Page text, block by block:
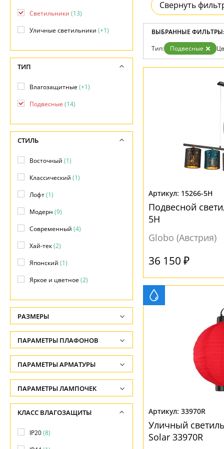
Отзывы
Дизайнерам
Контакты
Современный
Флористика
Хай тек
Свернуть
ВЫБРАННЫЕ ФИЛЬТРЫ:
Тип: Подвесные
15266-5H
Подвесной
5H
Globo (Австрия)
36 150 ₽
33970R
Уличный
Solar 33970R
Светильники (13)
Уличные светильники (+1)
ТИП
Влагозащитные(+1)
Подвесные (14)
СТИЛЬ
Восточный (1)
Классический (1)
Лофт(1)
Модерн (9)
Современный (4)
Хай-тек(2)
Японский (1)
Яркое и цветное(2)
РАЗМЕРЫ
Высота, см
-
Ширина, см
-
Диаметр, см
-
Длина, см
ПАРАМЕТРЫ ПЛАФОНОВ
ФОРМА ПЛАФОНА
Декоративный(1)
Конус(1)
Круг(4)
Овал(2)
ПАРАМЕТРЫ АРМАТУРЫ
ЦВЕТ АРМАТУРЫ
Белый(2)
ПАРАМЕТРЫ ЛАМПОЧЕК
Количество ламп
-
Общая мощность ламп
КЛАСС ВЛАГОЗАЩИТЫ
IP20(8)